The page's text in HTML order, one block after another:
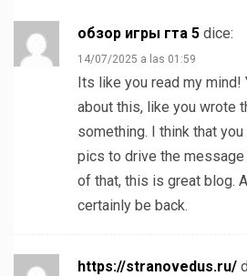
обзор игры гта 5 dice:
14/07/2025 a las 01:59
Its like you read my mind!
about this, like you wrote
something. I think that
pics to drive the
of that, this is great blog.
certainly be back.
https://stranovedus.ru/